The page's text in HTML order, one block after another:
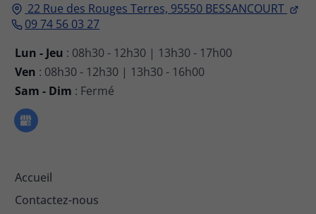
22 Rue des Rouges Terres, 95550 BESSANCOURT
09 74 56 03 27
Lun - Jeu : 08h30 - 12h30 | 13h30 - 17h00
Ven : 08h30 - 12h30 | 13h30 - 16h00
Sam - Dim : Fermé
Accueil
Contactez-nous